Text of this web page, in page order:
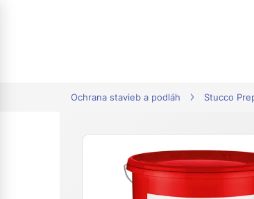
Ochrana stavieb a podláh Stucco